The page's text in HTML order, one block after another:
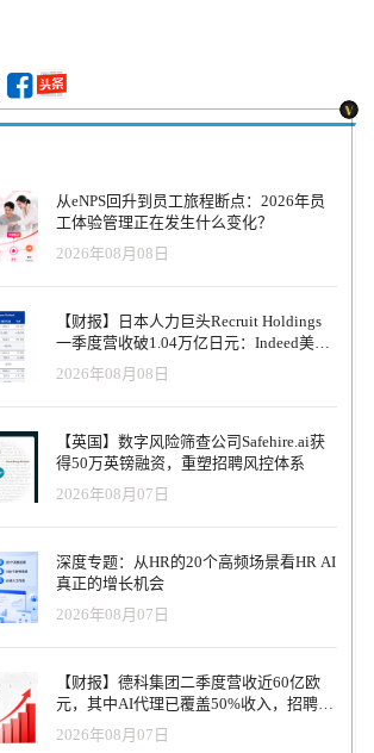
从eNPS回升到员工旅程断点：2026年员
工体验管理正在发生什么变化？
2026年08月08日
【财报】日本人力巨头Recruit Holdings
一季度营收破1.04万亿日元：Indeed美国
收入逆势增长30%，AI招聘推动利润率升
至47.4%
2026年08月08日
【英国】数字风险筛查公司Safehire.ai获
得50万英镑融资，重塑招聘风控体系
2026年08月07日
深度专题：从HR的20个高频场景看HR AI
真正的增长机会
2026年08月07日
【财报】德科集团二季度营收近60亿欧
元，其中AI代理已覆盖50%收入，招聘服
务进入运营重构阶段
2026年08月07日